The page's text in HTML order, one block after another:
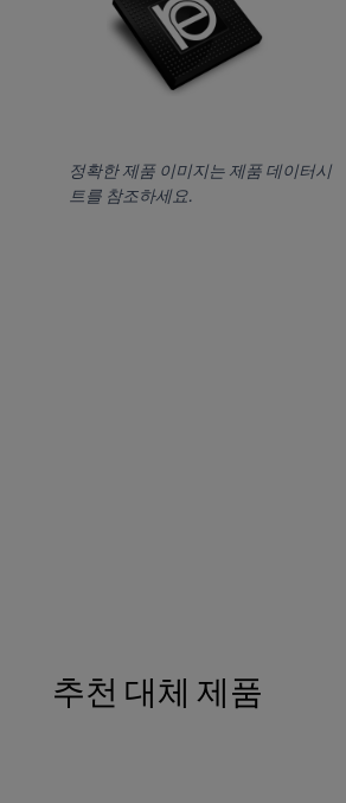
정확한 제품 이미지는 제품 데이터시
트를 참조하세요.
추천 대체 제품